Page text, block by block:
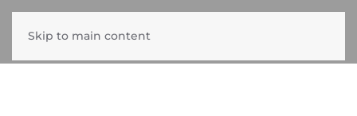
Skip to main content